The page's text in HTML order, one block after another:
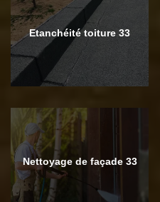
Etanchéité toiture 33
Nettoyage de façade 33